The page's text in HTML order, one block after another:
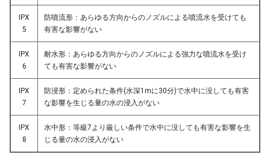
IPX
5
防噴流形：あらゆる方向からのノズルによる噴流水を受けても
有害な影響がない
IPX
6
耐水形：あらゆる方向からのノズルによる強力な噴流水を受け
ても有害な影響がない
IPX
7
防浸形：定められた条件(水深1mに30分)で水中に没しても有害
な影響を生じる量の水の浸入がない
IPX
8
水中形：等級7より厳しい条件で水中に没しても有害な影響を生
じる量の水の浸入がない